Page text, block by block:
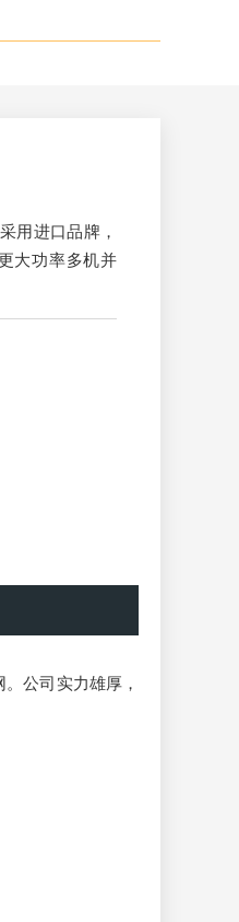
用进口品牌，
大功率多机并
公司实力雄厚，